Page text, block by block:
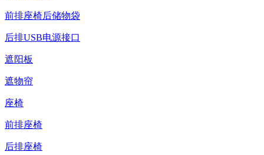
前排座椅后储物袋
后排USB电源接口
遮阳板
遮物帘
座椅
前排座椅
后排座椅